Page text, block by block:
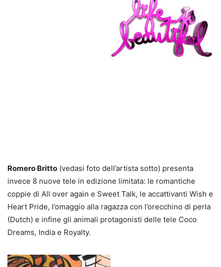
Romero Britto (vedasi foto dell’artista sotto) presenta
invece 8 nuove tele in edizione limitata: le romantiche
coppie di All over again e Sweet Talk, le accattivanti Wish e
Heart Pride, l’omaggio alla ragazza con l’orecchino di perla
(Dutch) e infine gli animali protagonisti delle tele Coco
Dreams, India e Royalty.